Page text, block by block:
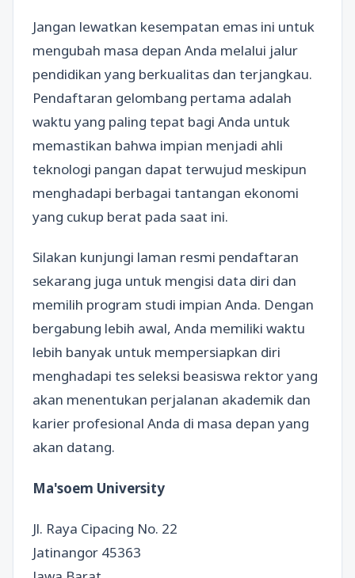
Jangan lewatkan kesempatan emas ini untuk
mengubah masa depan Anda melalui jalur
pendidikan yang berkualitas dan terjangkau.
Pendaftaran gelombang pertama adalah
waktu yang paling tepat bagi Anda untuk
memastikan bahwa impian menjadi ahli
teknologi pangan dapat terwujud meskipun
menghadapi berbagai tantangan ekonomi
yang cukup berat pada saat ini.
Silakan kunjungi laman resmi pendaftaran
sekarang juga untuk mengisi data diri dan
memilih program studi impian Anda. Dengan
bergabung lebih awal, Anda memiliki waktu
lebih banyak untuk mempersiapkan diri
menghadapi tes seleksi beasiswa rektor yang
akan menentukan perjalanan akademik dan
karier profesional Anda di masa depan yang
akan datang.
Ma'soem University
Jl. Raya Cipacing No. 22
Jatinangor 45363